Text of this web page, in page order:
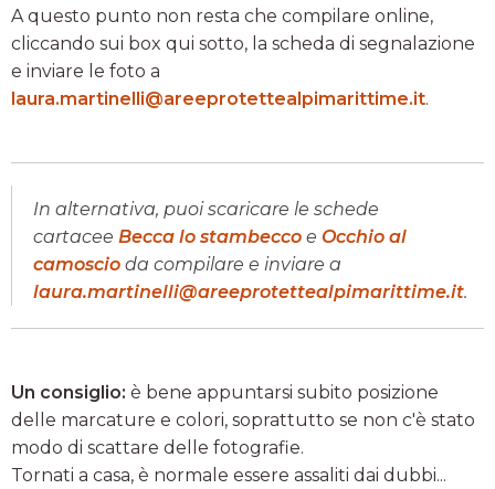
A questo punto non resta che compilare online,
cliccando sui box qui sotto, la scheda di segnalazione
e inviare le foto a
laura.martinelli@areeprotettealpimarittime.it.
In alternativa, puoi scaricare le schede
cartacee Becca lo stambecco e Occhio al
camoscio da compilare e inviare a
laura.martinelli@areeprotettealpimarittime.it.
Un consiglio: è bene appuntarsi subito posizione
delle marcature e colori, soprattutto se non c'è stato
modo di scattare delle fotografie.
Tornati a casa, è normale essere assaliti dai dubbi...